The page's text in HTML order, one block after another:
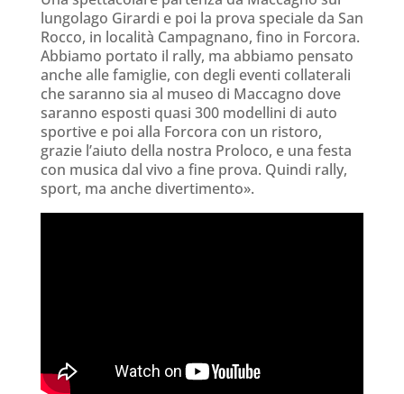
lungolago Girardi e poi la prova speciale da San
Rocco, in località Campagnano, fino in Forcora.
Abbiamo portato il rally, ma abbiamo pensato
anche alle famiglie, con degli eventi collaterali
che saranno sia al museo di Maccagno dove
saranno esposti quasi 300 modellini di auto
sportive e poi alla Forcora con un ristoro,
grazie l’aiuto della nostra Proloco, e una festa
con musica dal vivo a fine prova. Quindi rally,
sport, ma anche divertimento».